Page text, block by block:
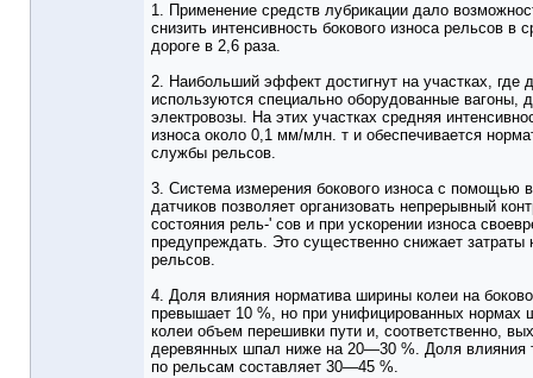
1. Применение средств лубрикации дало
снизить интенсивность бокового износа рельсов в
дороге в 2,6 раза.
2. Наибольший эффект достигнут на участках, где
используются специально оборудованные вагоны,
электровозы. На этих участках средняя
износа около 0,1 мм/млн. т и обеспечивается
службы рельсов.
3. Система измерения бокового износа с помощью
датчиков позволяет организовать непрерывный
состояния рель-' сов и при ускорении износа
предупреждать. Это существенно снижает затраты
рельсов.
4. Доля влияния норматива ширины колеи на
превышает 10 %, но при унифицированных нормах
колеи объем перешивки пути и, соответственно,
деревянных шпал ниже на 20—30 %. Доля влияния
по рельсам составляет 30—45 %.